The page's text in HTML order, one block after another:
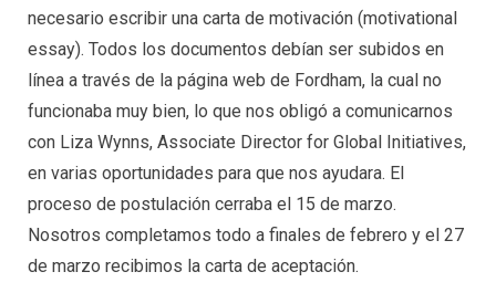
necesario escribir una carta de motivación (motivational
essay). Todos los documentos debían ser subidos en
línea a través de la página web de Fordham, la cual no
funcionaba muy bien, lo que nos obligó a comunicarnos
con Liza Wynns, Associate Director for Global Initiatives,
en varias oportunidades para que nos ayudara. El
proceso de postulación cerraba el 15 de marzo.
Nosotros completamos todo a finales de febrero y el 27
de marzo recibimos la carta de aceptación.